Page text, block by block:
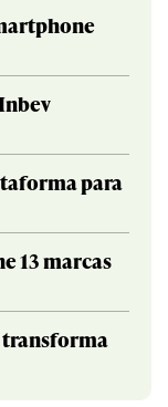
para
13 marcas
transforma